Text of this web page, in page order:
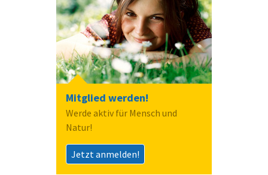
Mitglied werden!
Werde aktiv für Mensch und
Natur!
Jetzt anmelden!